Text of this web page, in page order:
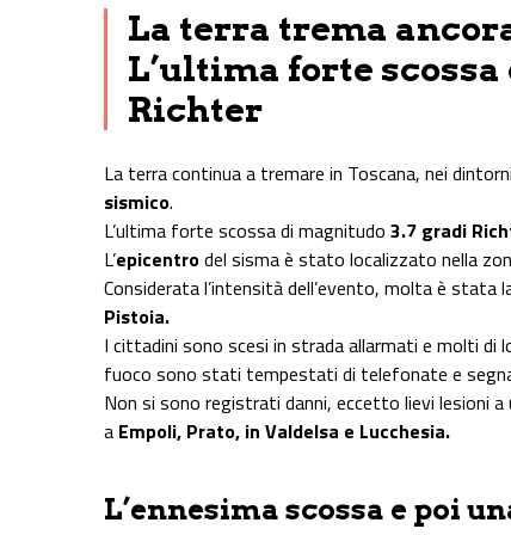
La terra trema
L’ultima forte
Richter
La terra continua a tremare in Toscana, nei
sismico.
L’ultima forte scossa di magnitudo 3.7 gradi
L’epicentrodel sisma è stato localizzato nella
Considerata l’intensità dell’evento, molta è stata
Pistoia.
I cittadini sono scesi in strada allarmati e molti di
fuoco sono stati tempestati di telefonate e
Non si sono registrati danni, eccetto lievi lesioni
a Empoli, Prato, in Valdelsa e Lucchesia.
L’ennesima scossa e poi